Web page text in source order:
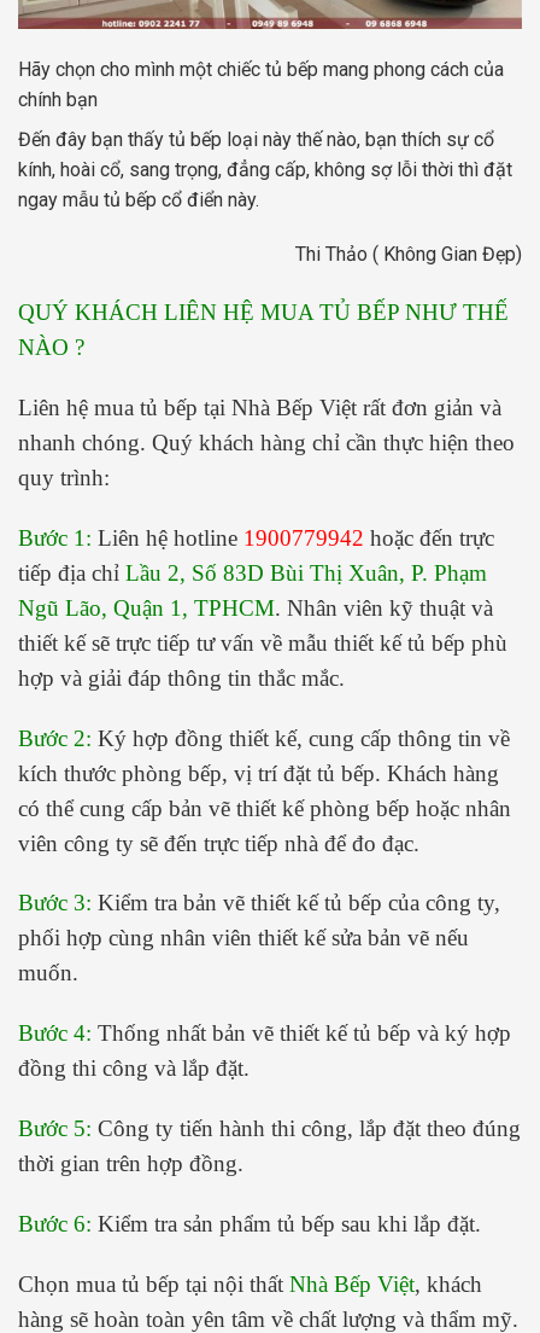
Hãy chọn cho mình một chiếc tủ bếp mang phong cách của
chính bạn
Đến đây bạn thấy tủ bếp loại này thế nào, bạn thích sự cổ
kính, hoài cổ, sang trọng, đẳng cấp, không sợ lỗi thời thì đặt
ngay mẫu tủ bếp cổ điển này.
Thi Thảo ( Không Gian Đẹp)
QUÝ KHÁCH LIÊN HỆ MUA TỦ BẾP NHƯ THẾ
NÀO ?
Liên hệ mua tủ bếp tại Nhà Bếp Việt rất đơn giản và
nhanh chóng. Quý khách hàng chỉ cần thực hiện theo
quy trình:
Bước 1: Liên hệ hotline 1900779942 hoặc đến trực
tiếp địa chỉ Lầu 2, Số 83D Bùi Thị Xuân, P. Phạm
Ngũ Lão, Quận 1, TPHCM. Nhân viên kỹ thuật và
thiết kế sẽ trực tiếp tư vấn về mẫu thiết kế tủ bếp phù
hợp và giải đáp thông tin thắc mắc.
Bước 2: Ký hợp đồng thiết kế, cung cấp thông tin về
kích thước phòng bếp, vị trí đặt tủ bếp. Khách hàng
có thể cung cấp bản vẽ thiết kế phòng bếp hoặc nhân
viên công ty sẽ đến trực tiếp nhà để đo đạc.
Bước 3: Kiểm tra bản vẽ thiết kế tủ bếp của công ty,
phối hợp cùng nhân viên thiết kế sửa bản vẽ nếu
muốn.
Bước 4: Thống nhất bản vẽ thiết kế tủ bếp và ký hợp
đồng thi công và lắp đặt.
Bước 5: Công ty tiến hành thi công, lắp đặt theo đúng
thời gian trên hợp đồng.
Bước 6: Kiểm tra sản phẩm tủ bếp sau khi lắp đặt.
Chọn mua tủ bếp tại nội thất Nhà Bếp Việt, khách
hàng sẽ hoàn toàn yên tâm về chất lượng và thẩm mỹ.